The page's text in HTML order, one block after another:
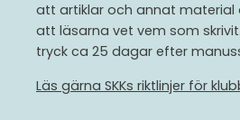
att artiklar och annat material
att läsarna vet vem som
tryck ca 25 dagar efter
Läs gärna SKKs riktlinjer för